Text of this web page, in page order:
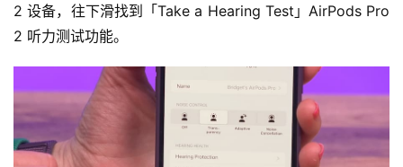
2 设备，往下滑找到「Take a Hearing Test」AirPods Pro
2 听力测试功能。